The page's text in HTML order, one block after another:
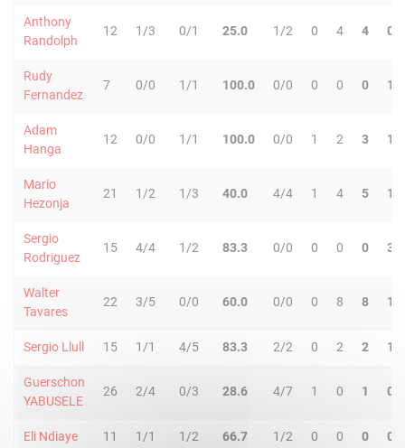
Anthony
Randolph
12 1/3 0/1 25.0 1/2 0 4 4 0
Rudy
Fernandez
7 0/0 1/1 100.0 0/0 0 0 0 1
Adam
Hanga
12 0/0 1/1 100.0 0/0 1 2 3 1
Mario
Hezonja
21 1/2 1/3 40.0 4/4 1 4 5 1
Sergio
Rodriguez
15 4/4 1/2 83.3 0/0 0 0 0 3
Walter
Tavares
22 3/5 0/0 60.0 0/0 0 8 8 1
Sergio Llull 15 1/1 4/5 83.3 2/2 0 2 2 1
Guerschon
YABUSELE
26 2/4 0/3 28.6 4/7 1 0 1 0
Eli Ndiaye 11 1/1 1/2 66.7 1/2 0 0 0 0